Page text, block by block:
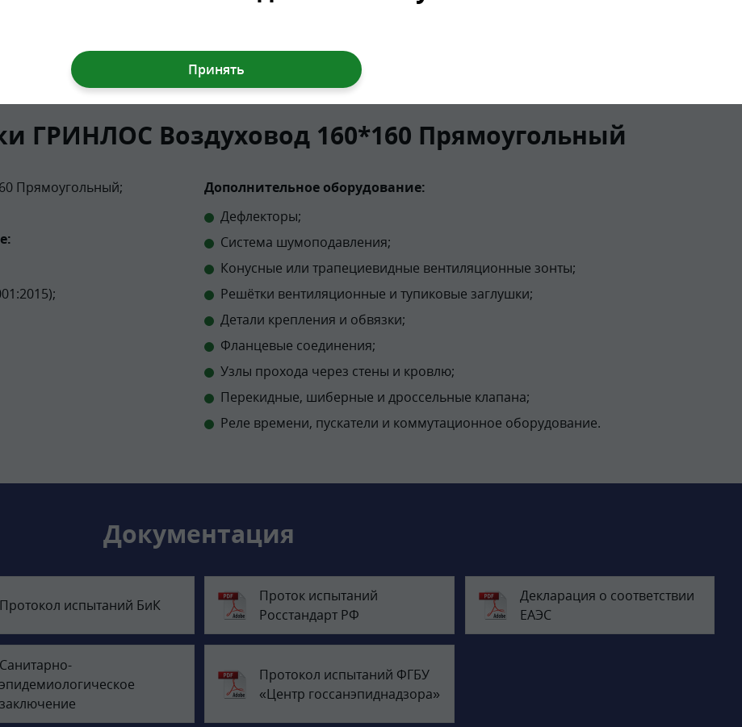
ГРИНЛОС Воздуховод 160*160 Прямоугольный
Прямоугольный;
Дополнительное оборудование:
Дефлекторы;
Система шумоподавления;
Конусные или трапециевидные вентиляционные зонты;
Решётки вентиляционные и тупиковые заглушки;
Детали крепления и обвязки;
Фланцевые соединения;
Узлы прохода через стены и кровлю;
Перекидные, шиберные и дроссельные клапана;
Реле времени, пускатели и коммутационное оборудование.
Документация
Протокол испытаний БиК
Проток испытаний
Росстандарт РФ
Декларация о соответствии
ЕАЭС
Санитарно-
эпидемиологическое
заключение
Протокол испытаний ФГБУ
«Центр госсанэпиднадзора»